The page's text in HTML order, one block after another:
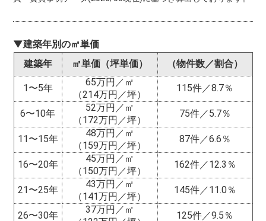
▼建築年別の㎡単価
建築年
㎡単価（坪単価） （物件数／割合）
1〜5年
65万円／㎡
（214万円／坪）
115件／8.7％
6〜10年
52万円／㎡
（172万円／坪）
75件／5.7％
11〜15年
48万円／㎡
（159万円／坪）
87件／6.6％
16〜20年
45万円／㎡
（150万円／坪）
162件／12.3％
21〜25年
43万円／㎡
（141万円／坪）
145件／11.0％
26〜30年
37万円／㎡
125件／9.5％